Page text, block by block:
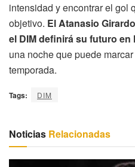
intensidad y encontrar el gol
objetivo. El Atanasio
el DIM definirá su futuro en
una noche que puede
temporada.
Tags: DIM
Noticias Relacionadas